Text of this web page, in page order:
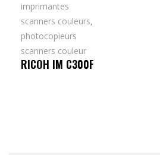
imprimantes
scanners couleurs,
photocopieurs
scanners couleur
RICOH IM C300F